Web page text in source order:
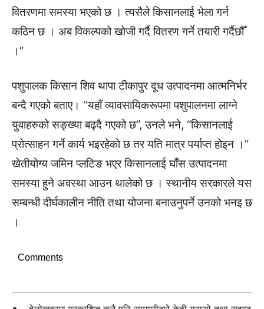
वितरणमा समस्या भएको छ । त्यसैले किसानलाई भेला गर्न
कठिन छ । अब विकल्पको खोजी गर्दै वितरण गर्ने तयारी गर्दैछौँ
।”
पशुपालक किसान शिव थापा टीकापुर दूध उत्पादनमा आत्मनिर्भर
बन्दै गएको बताए। ‘‘यहाँ व्यावसायिकरूपमा पशुपालनमा लाग्ने
युवाहरुको सङ्ख्या बढ्दै गएको छ”, उनले भने, “किसानलाई
प्रोत्साहन गर्ने कार्य भइरहेको छ तर यति मात्र पर्याप्त होइन ।”
खेतीयोग्य जमिन प्लटिङ भएर किसानलाई घाँस उत्पादनमा
समस्या हुने अवस्था आउन थालेको छ । स्थानीय सरकारले यस
सम्बन्धी दीर्घकालीन नीति तथा योजना बनाउनुपर्ने उनको भनइ छ
।
Comments